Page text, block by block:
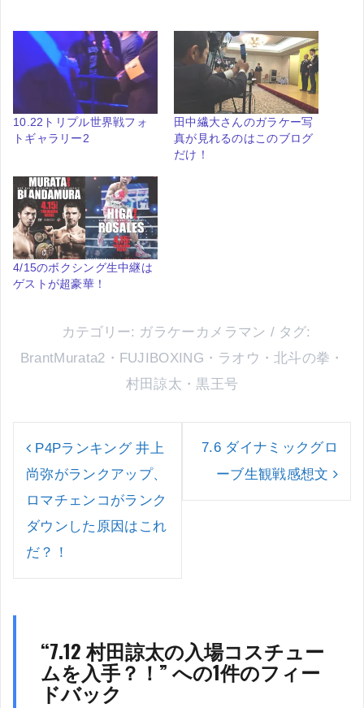
10.22トリプル世界戦フォ
トギャラリー2
田中繊大さんのガラケー写
真が見れるのはこのブログ
だけ！
4/15のボクシング生中継は
ゲストが超豪華！
カテゴリー: ガラケーカメラマン
タグ:
BrantMurata2 ・ FUJIBOXING ・ ラオウ ・北斗の拳 ・
村田諒太 ・黒王号
稿
ナ
ビ
ー
シ
ョ
P4Pランキング 井上
尚弥がランクアップ、
ロマチェンコがランク
ダウンした原因はこれ
だ？！
7.6 ダイナミックグロ
ーブ生観戦感想文
“7.12 村田諒太の入場コスチュー
ムを入手？！” への1件のフィー
ドバック